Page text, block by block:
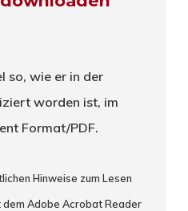
so, wie er in der
worden ist, im
Format/PDF.
Hinweise zum Lesen
Adobe Acrobat Reader